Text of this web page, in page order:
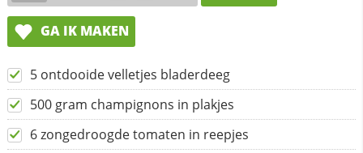
GA IK MAKEN
5 ontdooide velletjes bladerdeeg
500 gram champignons in plakjes
6 zongedroogde tomaten in reepjes